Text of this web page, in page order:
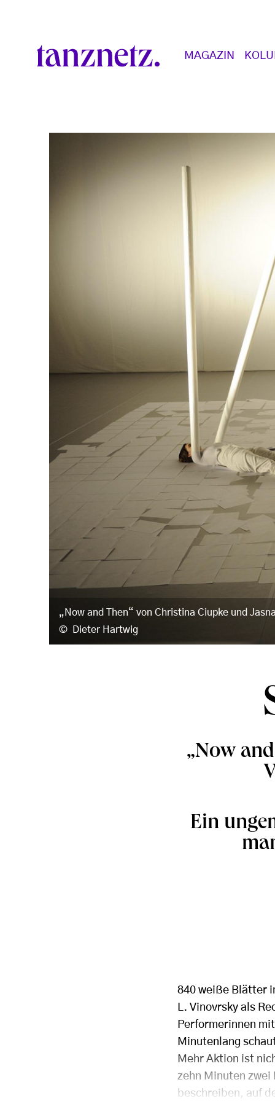
Main navigation
MAGAZIN
„Now and Then“ von Christina Ciupke und
Dieter Hartwig
„Now
Ein
840 weiße Blätter
L. Vinovrsky als
Performerinnen
Minutenlang
Mehr Aktion ist
zehn Minuten zwei
beschreiben, auf